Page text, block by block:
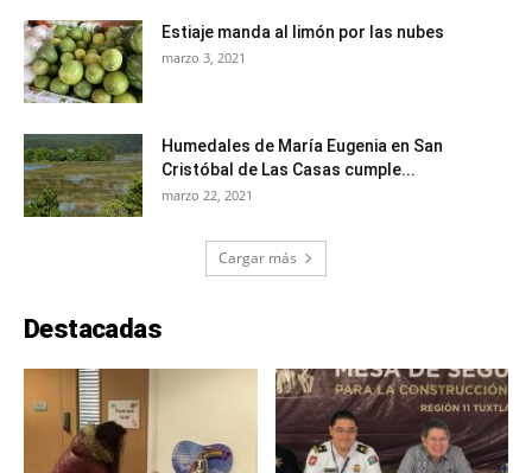
Estiaje manda al limón por las nubes
marzo 3, 2021
Humedales de María Eugenia en San
Cristóbal de Las Casas cumple...
marzo 22, 2021
Cargar más
Destacadas